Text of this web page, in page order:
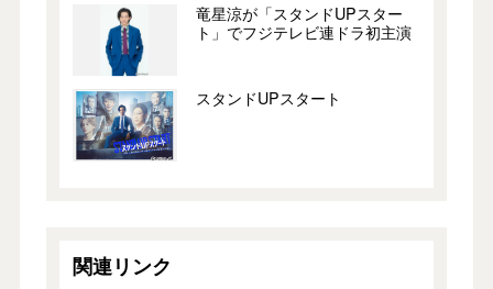
竜星涼が「スタンドUPスター
ト」でフジテレビ連ドラ初主演
スタンドUPスタート
関連リンク